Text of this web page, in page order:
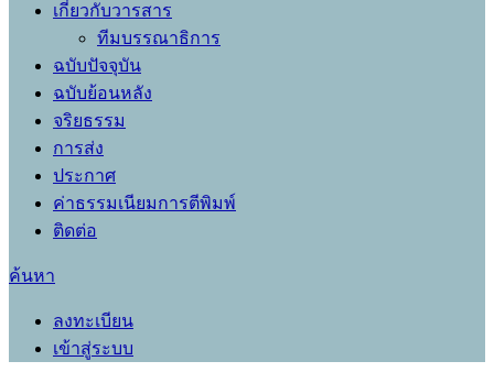
เกี่ยวกับวารสาร
ทีมบรรณาธิการ
ฉบับปัจจุบัน
ฉบับย้อนหลัง
จริยธรรม
การส่ง
ประกาศ
ค่าธรรมเนียมการตีพิมพ์
ติดต่อ
ค้นหา
ลงทะเบียน
เข้าสู่ระบบ